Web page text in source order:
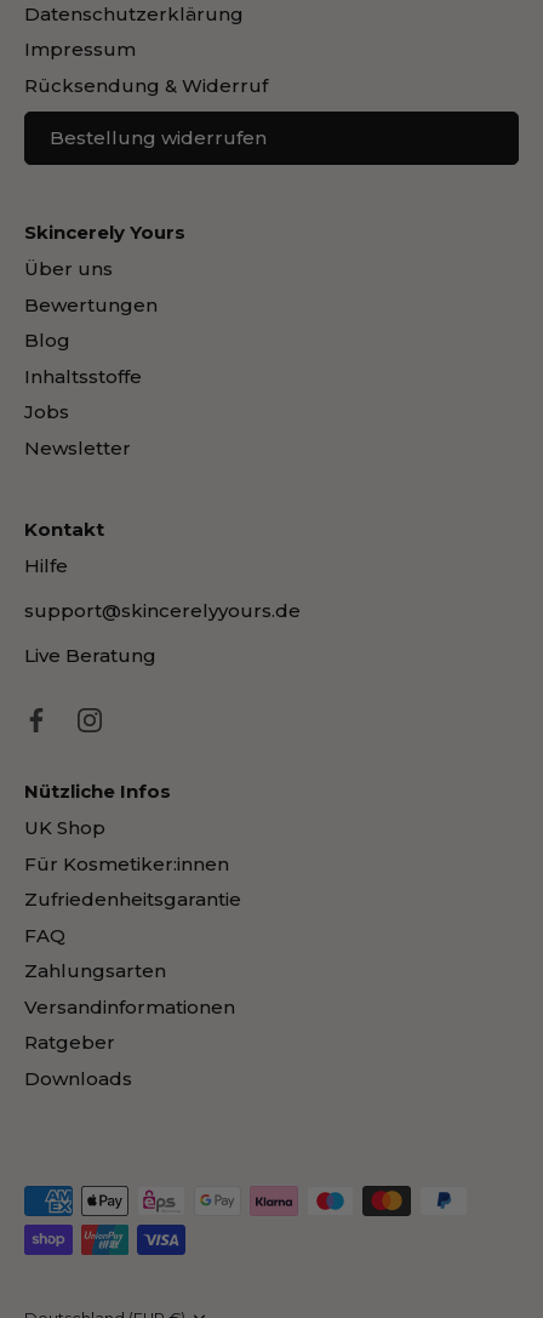
Datenschutzerklärung
Impressum
Rücksendung & Widerruf
Bestellung widerrufen
Skincerely Yours
Über uns
Bewertungen
Blog
Inhaltsstoffe
Jobs
Newsletter
Kontakt
Hilfe
support@skincerelyyours.de
Live Beratung
Nützliche Infos
UK Shop
Für Kosmetiker:innen
Zufriedenheitsgarantie
FAQ
Zahlungsarten
Versandinformationen
Ratgeber
Downloads